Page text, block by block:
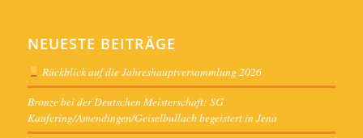
NEUESTE BEITRÄGE
Rückblick auf die Jahreshauptversammlung 2026
Bronze bei der Deutschen Meisterschaft: SG
Kaufering/Amendingen/Geiselbullach begeistert in Jena